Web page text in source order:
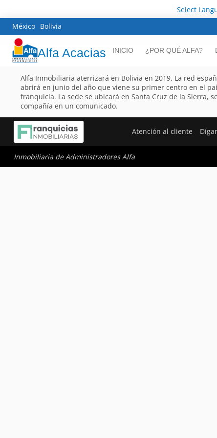
Select
México Bolivia
Alfa Acacias INICIO ¿POR QUÉ ALFA?
Alfa Inmobiliaria aterrizará en Bolivia en 2019. La red
abrirá en junio del año que viene su primer centro en el
franquicia. La sede se ubicará en Santa Cruz de la Sierra,
compañía en un comunicado.
Atención al cliente
Inmobiliaria de Administradores Alfa